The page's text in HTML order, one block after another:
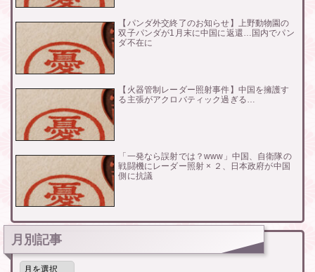
【パンダ外交終了のお知らせ】上野動物園の
双子パンダが1月末に中国に返還…国内でパン
ダ不在に
【火器管制レーダー照射事件】中国を擁護す
る主張がアクロバティック過ぎる…
「一発なら誤射では？www」中国、自衛隊の
戦闘機にレーダー照射 × ２、日本政府が中国
側に抗議
月別記事
月